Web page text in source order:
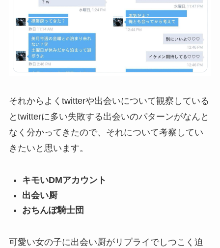
それからよくtwitterや出会いについて観察している
とtwitterに多い失敗する出会いのパターンがなんと
なく分かってきたので、それについて考察してい
きたいと思います。
キモいDMアカウント
出会い厨
おちんぽ騎士団
可愛い女の子に出会い厨がリプライでしつこく迫